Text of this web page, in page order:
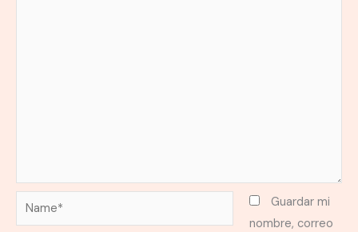
Name*
Guardar mi
nombre, correo